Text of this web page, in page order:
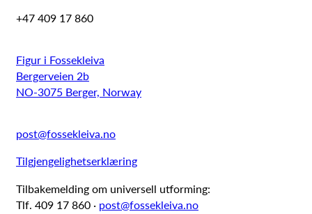
+47 409 17 860
Figur i Fossekleiva
Bergerveien 2b
NO-3075 Berger, Norway
post@fossekleiva.no
Tilgjengelighetserklæring
Tilbakemelding om universell utforming:
Tlf. 409 17 860 · post@fossekleiva.no